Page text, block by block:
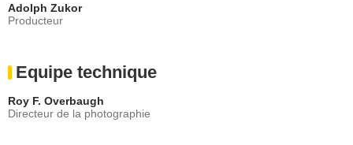
Adolph Zukor
Producteur
Equipe technique
Roy F. Overbaugh
Directeur de la photographie